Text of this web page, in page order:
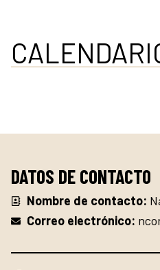
DATOS DE CONTACTO
Nombre de contacto:
Correo electrónico: